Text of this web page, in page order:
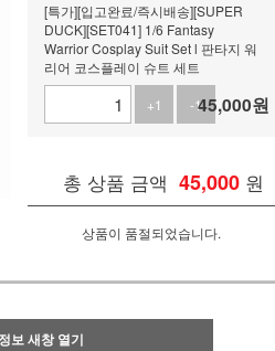
[특가][입고완료/즉시배송][SUPER
DUCK][SET041] 1/6 Fantasy
Warrior Cosplay Suit Set l 판타지 워
리어 코스플레이 슈트 세트
+1
-145,000원
총 상품 금액 45,000 원
상품이 품절되었습니다.
보 새창 열기